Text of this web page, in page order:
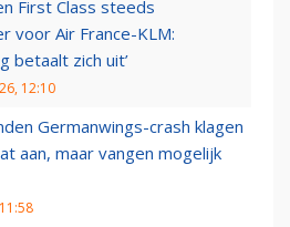
First Class steeds
voor Air France-KLM:
betaalt zich uit’
12:10
Germanwings-crash klagen
aan, maar vangen mogelijk